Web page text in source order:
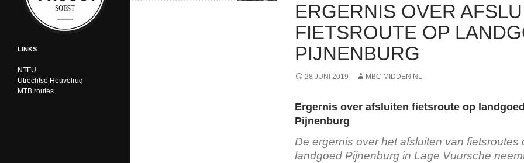
ERGERNIS OVER
FIETSROUTE OP
PIJNENBURG
28 JUNI 2019 MBC MIDDEN NL
Ergernis over afsluiten fietsroute op landgoed
Pijnenburg
De ergernis over het afsluiten van fietsroutes
landgoed Pijnenburg in Lage Vuursche
LINKS
NTFU
Utrechtse Heuvelrug
MTB routes